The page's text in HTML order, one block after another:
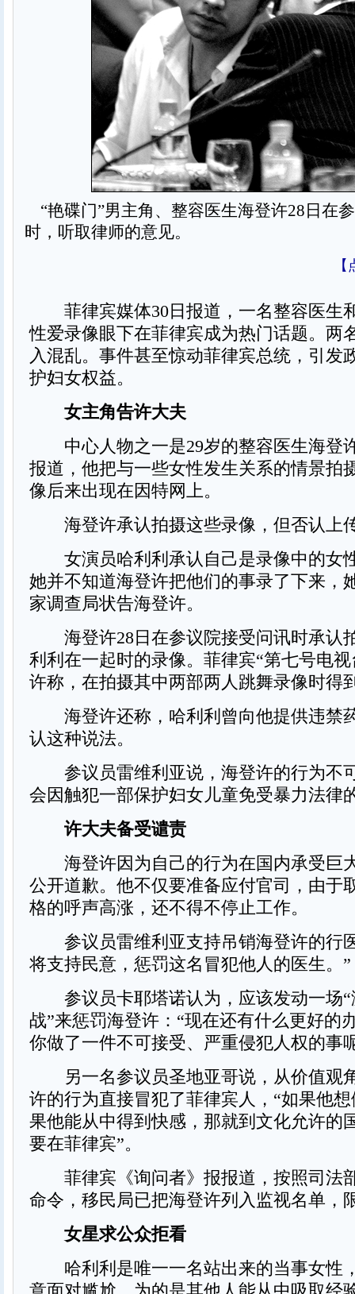
“艳碟门”男主角、整容医生海登许28日在
时，听取律师的意见。
菲律宾媒体30日报道，一名整容医生
性爱录像眼下在菲律宾成为热门话题。两
入混乱。事件甚至惊动菲律宾总统，引发
护妇女权益。
女主角告许大夫
中心人物之一是29岁的整容医生海登
报道，他把与一些女性发生关系的情景拍
像后来出现在因特网上。
海登许承认拍摄这些录像，但否认上
女演员哈利利承认自己是录像中的女
她并不知道海登许把他们的事录了下来，
家调查局状告海登许。
海登许28日在参议院接受问讯时承认
利利在一起时的录像。菲律宾“第七号电
许称，在拍摄其中两部两人跳舞录像时得
海登许还称，哈利利曾向他提供违禁
认这种说法。
参议员雷维利亚说，海登许的行为不
会因触犯一部保护妇女儿童免受暴力法律
许大夫备受谴责
海登许因为自己的行为在国内承受巨
公开道歉。他不仅要准备应付官司，由于
格的呼声高涨，还不得不停止工作。
参议员雷维利亚支持吊销海登许的行
将支持民意，惩罚这名冒犯他人的医生。”
参议员卡耶塔诺认为，应该发动一场“
战”来惩罚海登许：“现在还有什么更好的
你做了一件不可接受、严重侵犯人权的事
另一名参议员圣地亚哥说，从价值观
许的行为直接冒犯了菲律宾人，“如果他
果他能从中得到快感，那就到文化允许的
要在菲律宾”。
菲律宾《询问者》报报道，按照司法
命令，移民局已把海登许列入监视名单，
女星求公众拒看
哈利利是唯一一名站出来的当事女性